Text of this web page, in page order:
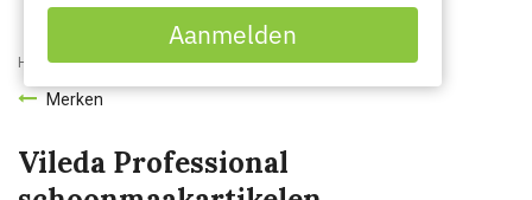
Home Merken Vileda
Merken
Vileda Professional
email
Aanmelden